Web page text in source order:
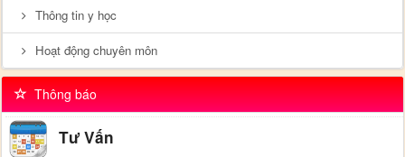
Thông tin y học
Hoạt động chuyên môn
Thông báo
Tư Vấn